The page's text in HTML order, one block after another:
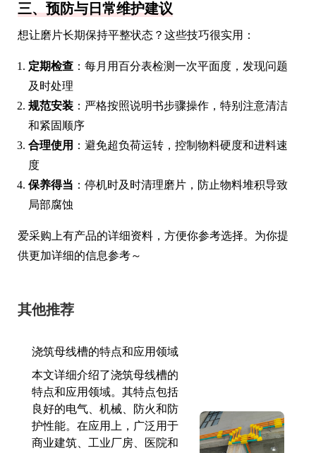
三、预防与日常维护建议
想让磨片长期保持平整状态？这些技巧很实用：
定期检查 ：每月用百分表检测一次平面度，发现问题
及时处理
规范安装 ：严格按照说明书步骤操作，特别注意清洁
和紧固顺序
合理使用 ：避免超负荷运转，控制物料硬度和进料速
度
保养得当 ：停机时及时清理磨片，防止物料堆积导致
局部腐蚀
爱采购上有产品的详细资料，方便你参考选择。为你提
供更加详细的信息参考～
其他推荐
浇筑母线槽的特点和应用领域
本文详细介绍了浇筑母线槽的
特点和应用领域。其特点包括
良好的电气、机械、防火和防
护性能。在应用上，广泛用于
商业建筑、工业厂房、医院和